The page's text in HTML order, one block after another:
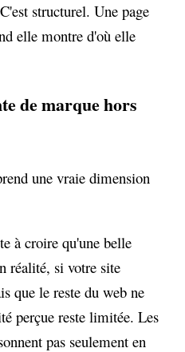
structurel. Une page
elle montre d'où elle
de marque hors
une vraie dimension
à croire qu'une belle
réalité, si votre site
que le reste du web ne
perçue reste limitée. Les
pas seulement en